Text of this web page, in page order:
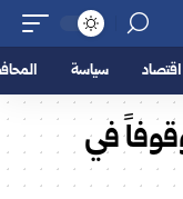
اقتصاد سياسة
39 موقوفاً في